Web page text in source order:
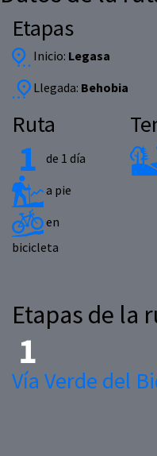
Etapas
Inicio: Legasa
Llegada: Behobia
Ruta
de 1 día
a pie
en
bicicleta
Etapas de la
Vía Verde del